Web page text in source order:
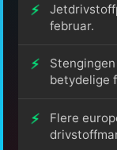
februar.
betydelige
Flere